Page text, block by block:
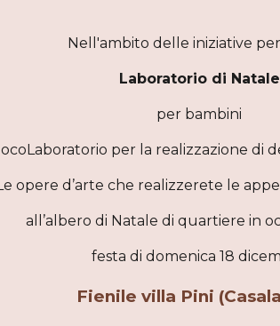
Nell'ambito delle iniziative
Laboratorio di Natale
per bambini
per la realizzazione di
opere d’arte che realizzerete le
all’albero di Natale di quartiere in
festa di domenica 18
Fienile villa Pini